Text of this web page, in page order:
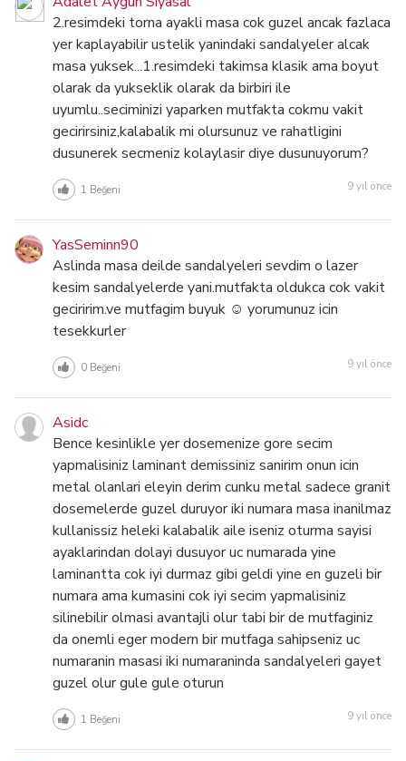
2.resimdeki torna ayakli masa cok guzel ancak fazlaca
yer kaplayabilir ustelik yanindaki sandalyeler alcak
masa yuksek...1.resimdeki takimsa klasik ama boyut
olarak da yukseklik olarak da birbiri ile
uyumlu..seciminizi yaparken mutfakta cokmu vakit
gecirirsiniz,kalabalik mi olursunuz ve rahatligini
dusunerek secmeniz kolaylasir diye dusunuyorum?
1 Beğeni 9 yıl önce
YasSeminn90
Aslinda masa deilde sandalyeleri sevdim o lazer
kesim sandalyelerde yani.mutfakta oldukca cok vakit
geciririm.ve mutfagim buyuk ☺ yorumunuz icin
tesekkurler
0Beğeni 9 yıl önce
Asidc
Bence kesinlikle yer dosemenize gore secim
yapmalisiniz laminant demissiniz sanirim onun icin
metal olanlari eleyin derim cunku metal sadece granit
dosemelerde guzel duruyor iki numara masa inanilmaz
kullanissiz heleki kalabalik aile iseniz oturma sayisi
ayaklarindan dolayi dusuyor uc numarada yine
laminantta cok iyi durmaz gibi geldi yine en guzeli bir
numara ama kumasini cok iyi secim yapmalisiniz
silinebilir olmasi avantajli olur tabi bir de mutfaginiz
da onemli eger modern bir mutfaga sahipseniz uc
numaranin masasi iki numaraninda sandalyeleri gayet
guzel olur gule gule oturun
1 Beğeni 9 yıl önce